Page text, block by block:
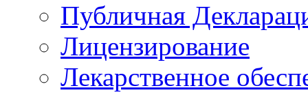
Публичная
Лицензирование
Лекарственное